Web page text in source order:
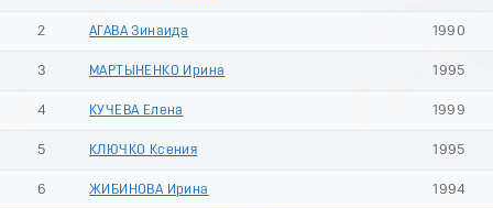
2 АГАВА Зинаида 1990
3 МАРТЫНЕНКО Ирина 1995
4 КУЧЕВА Елена 1999
5 КЛЮЧКО Ксения 1995
6 ЖИБИНОВА Ирина 1994